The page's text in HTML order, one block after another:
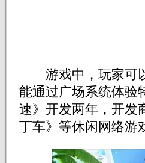
游戏中，玩家可以
能通过广场系统体验
速》开发两年，开发
丁车》等休闲网络游